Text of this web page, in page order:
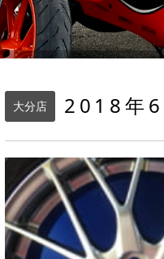
大分店 2018年6